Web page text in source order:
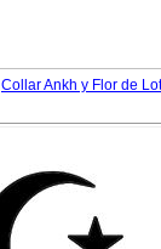
Collar Ankh y Flor de